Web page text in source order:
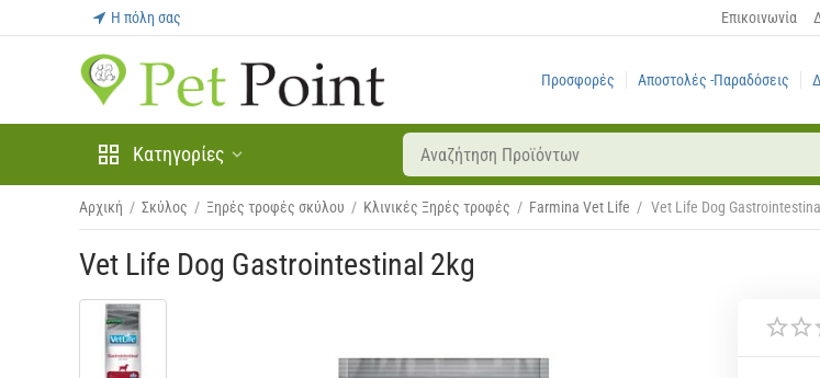
Η πόλη σας Επικοινωνία
Προσφορές Αποστολές -Παραδόσεις
Κατηγορίες
Αρχική / Σκύλος / Ξηρές τροφές σκύλου / Κλινικές Ξηρές τροφές / Farmina Vet Life / Vet Life Dog
Vet Life Dog Gastrointestinal 2kg